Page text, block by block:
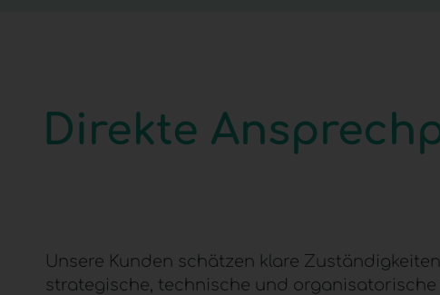
Direkte
Unsere Kunden schätzen klare
strategische, technische und